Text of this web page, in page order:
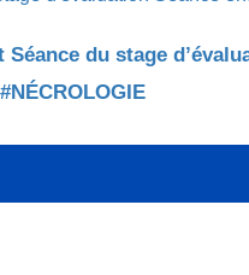
Séance du stage
#NÉCROLOGIE